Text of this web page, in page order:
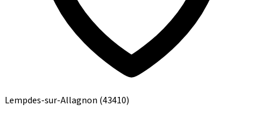
Lempdes-sur-Allagnon (43410)